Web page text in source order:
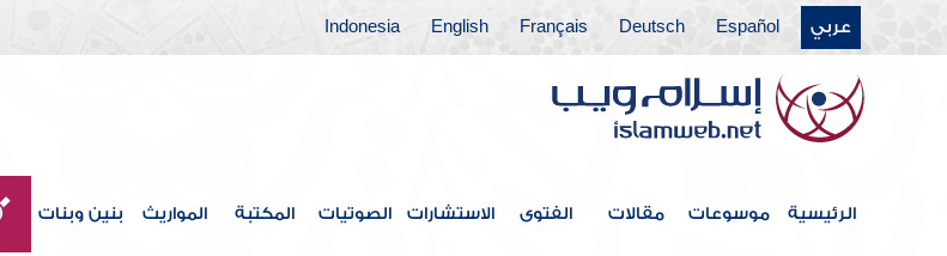
عربي Español
Deutsch
Français
English
Indonesia
الرئيسية موسوعات مقالات الفتوى الاستشارات الصوتيات المكتبة المواريث بنين وبنات
باب الألف
باب الباء
باب من اسمه بلال
باب من اسمه بشير